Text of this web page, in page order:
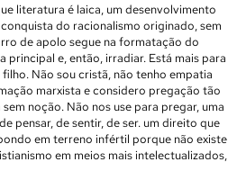
literatura é laica, um desenvolvimento
do racionalismo originado, sem
de apolo segue na formatação do
principal e, então, irradiar. Está mais para
Não sou cristã, não tenho empatia
marxista e considero pregação tão
noção. Não nos use para pregar, uma
pensar, de sentir, de ser. um direito que
em terreno infértil porque não existe
em meios mais intelectualizados,